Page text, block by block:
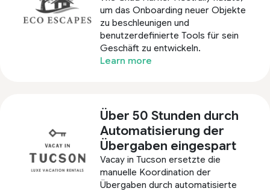
um das Onboarding neuer Objekte
zu beschleunigen und
benutzerdefinierte Tools für sein
Geschäft zu entwickeln.
Learn more
Über 50 Stunden durch
Automatisierung der
Übergaben eingespart
Vacay in Tucson ersetzte die
manuelle Koordination der
Übergaben durch automatisierte